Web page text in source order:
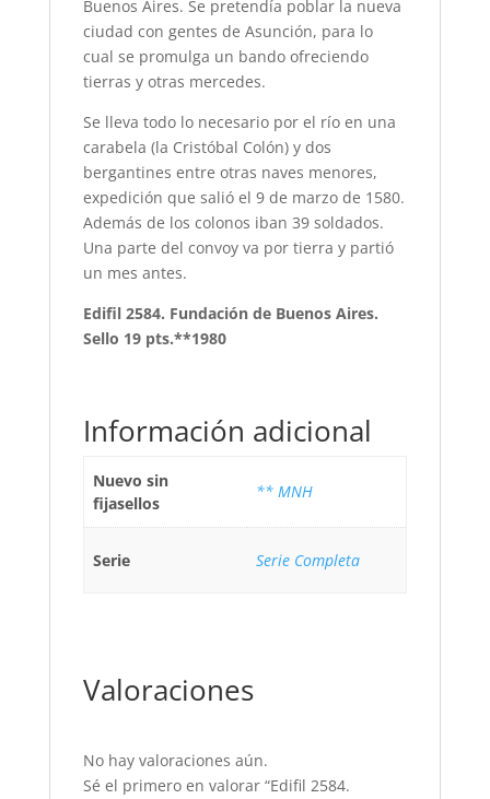
Buenos Aires. Se pretendía poblar la nueva
ciudad con gentes de Asunción, para lo
cual se promulga un bando ofreciendo
tierras y otras mercedes.
Se lleva todo lo necesario por el río en una
carabela (la Cristóbal Colón) y dos
bergantines entre otras naves menores,
expedición que salió el 9 de marzo de 1580.
Además de los colonos iban 39 soldados.
Una parte del convoy va por tierra y partió
un mes antes.
Edifil 2584. Fundación de Buenos Aires.
Sello 19 pts.**1980
Información adicional
Nuevo sin
fijasellos
** MNH
Serie Serie Completa
Valoraciones
No hay valoraciones aún.
Sé el primero en valorar “Edifil 2584.